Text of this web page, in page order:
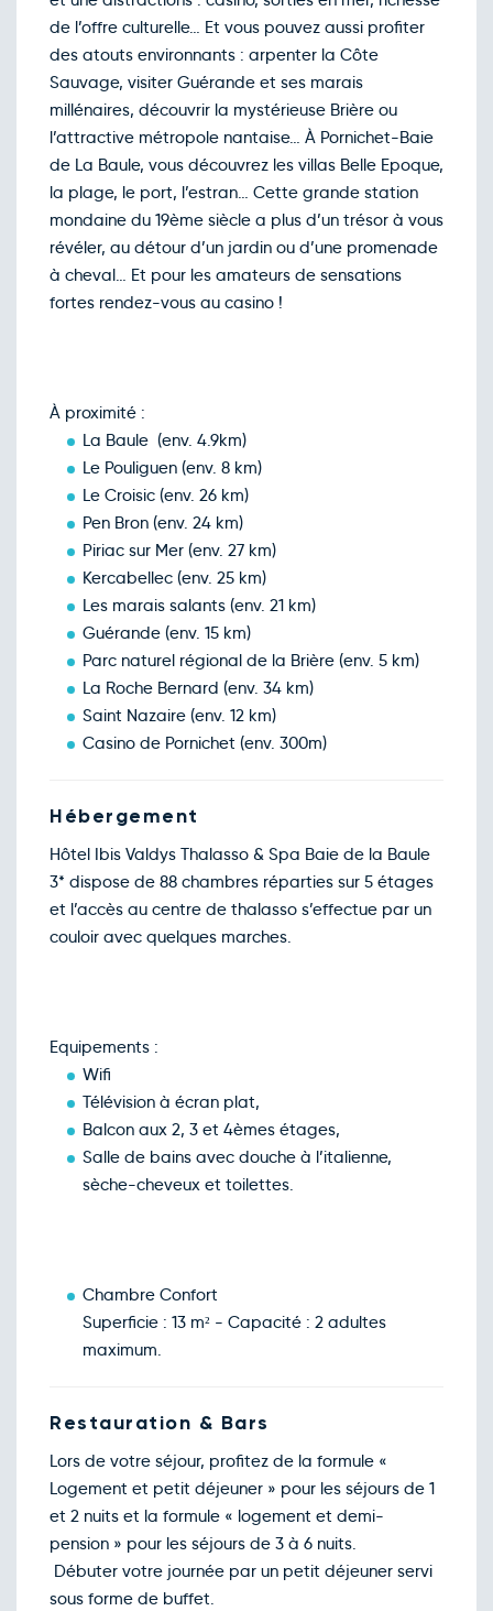
Mar.
01
déc.
245€ /pers
Retour le Mer. 02 déc. 26
Mer.
02
déc.
245€/pers
Retour le Jeu. 03 déc. 26
Jeu.
03
déc.
245€/pers
Retour le Ven. 04 déc. 26
Ven.
04
déc.
245€/pers
Retour le Sam. 05 déc. 26
Sam.
05
déc.
245€ /pers
Retour le Dim. 06 déc. 26
Dim.
06
déc.
245€/pers
Retour le Lun. 07 déc. 26
08
déc.
245€
Mer.
09
déc.
245€/pers
Jeu.
10
déc.
245€ /pers
Ven.
déc.
245€/pers
Sam.
déc.
245€/pers
Retour le Dim. 13 déc. 26
Dim.
déc.
245€/pers
Retour le Lun. 14 déc. 26
Lun.
14
déc.
245€/pers
déc.
16
déc.
245€/pers
Jeu.
17
déc.
245€ /pers
Retour le Ven. 18 déc. 26
Ven.
245€
Dim.
déc.
Lun.
déc.
276€/pers
Mar.
276€ /pers
Retour le Mer. 23 déc. 26
de l’offre culturelle… Et vous pouvez aussi profiter
des atouts environnants : arpenter la Côte
Sauvage, visiter Guérande et ses marais
millénaires, découvrir la mystérieuse Brière ou
l’attractive métropole nantaise… À Pornichet-Baie
de La Baule, vous découvrez les villas Belle Epoque,
la plage, le port, l’estran… Cette grande station
mondaine du 19ème siècle a plus d’un trésor à vous
révéler, au détour d’un jardin ou d’une promenade
à cheval… Et pour les amateurs de sensations
fortes rendez-vous au casino !
À proximité :
La Baule (env. 4.9km)
Le Pouliguen (env. 8 km)
Le Croisic (env. 26 km)
Pen Bron (env. 24 km)
Piriac sur Mer (env. 27 km)
Kercabellec (env. 25 km)
Les marais salants (env. 21 km)
Guérande (env. 15 km)
Parc naturel régional de la Brière (env. 5 km)
La Roche Bernard (env. 34 km)
Saint Nazaire (env. 12 km)
Casino de Pornichet (env. 300m)
Hébergement
Hôtel Ibis Valdys Thalasso & Spa Baie de la Baule
3* dispose de 88 chambres réparties sur 5 étages
et l’accès au centre de thalasso s’effectue par un
couloir avec quelques marches.
Equipements :
Wifi
Télévision à écran plat,
Balcon aux 2, 3 et 4èmes étages,
Salle de bains avec douche à l’italienne,
sèche-cheveux et toilettes.
Chambre Confort
Superficie : 13 m² - Capacité : 2 adultes
maximum.
Restauration & Bars
Lors de votre séjour, profitez de la formule «
Logement et petit déjeuner » pour les séjours de 1
et 2 nuits et la formule « logement et demi-
pension » pour les séjours de 3 à 6 nuits.
Débuter votre journée par un petit déjeuner servi
sous forme de buffet.